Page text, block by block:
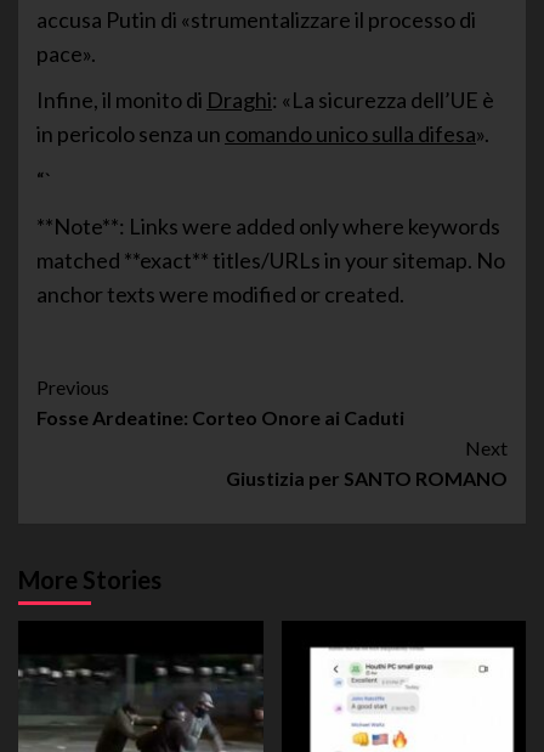
accusa Putin di «strumentalizzare il processo di
pace».
Infine, il monito di Draghi: «La sicurezza dell’UE è
in pericolo senza un comando unico sulla difesa».
“`
**Note**: Links were added only where keywords
matched **exact** titles/URLs in your sitemap. No
anchor texts were modified or created.
Post
Navigation
Previous
Fosse Ardeatine: Corteo Onore ai Caduti
Next
Giustizia per SANTO ROMANO
More Stories